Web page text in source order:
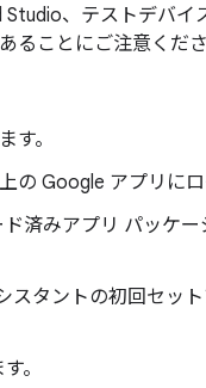
、テストデバイ
ることにご注意くださ
す。
の Google アプリにロ
済みアプリ パッケー
タントの初回セッ
。